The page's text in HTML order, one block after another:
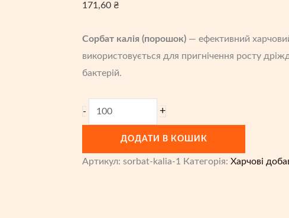
171,60 ₴
Сорбат калія (порошок) — ефективний
використовується для пригнічення росту
бактерій.
-
Сорбат
калія
(гранула)
+
ДОДАТИ В КОШИК
Артикул: sorbat-kalia-1 Категорія: Харчові